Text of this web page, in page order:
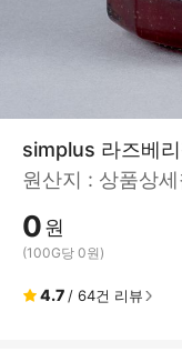
simplus 라즈베
원산지 : 상품상
0원
(100G당 0원)
4.7 / 64건 리뷰